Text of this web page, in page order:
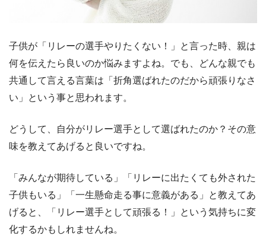
子供が「リレーの選手やりたくない！」と言った時、親は
何を伝えたら良いのか悩みますよね。でも、どんな親でも
共通して言える言葉は「折角選ばれたのだから頑張りなさ
い」という事と思われます。
どうして、自分がリレー選手として選ばれたのか？その意
味を教えてあげると良いですね。
「みんなが期待している」「リレーに出たくても外された
子供もいる」「一生懸命走る事に意義がある」と教えてあ
げると、「リレー選手として頑張る！」という気持ちに変
化するかもしれませんね。